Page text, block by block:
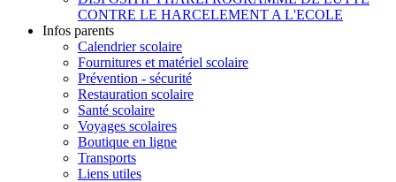
CONTRE LE HARCELEMENT A L'ECOLE
Infos parents
Calendrier scolaire
Fournitures et matériel scolaire
Prévention - sécurité
Restauration scolaire
Santé scolaire
Voyages scolaires
Boutique en ligne
Transports
Liens utiles